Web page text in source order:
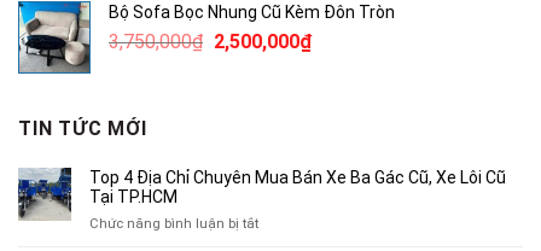
490,000₫.là:
300,000₫.
Bộ Sofa Bọc Nhung Cũ Kèm Đôn Tròn
3,750,000₫ Giá
2,500,000₫Giá
TIN TỨC MỚI
Top 4 Địa Chỉ Chuyên Mua Bán Xe Ba Gác Cũ, Xe Lôi Cũ
Tại TP.HCM
Chức năng bình luận bị tắtở